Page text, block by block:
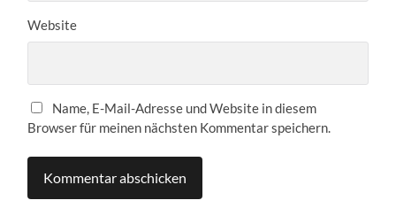
Website
Name, E-Mail-Adresse und Website in diesem
Browser für meinen nächsten Kommentar speichern.